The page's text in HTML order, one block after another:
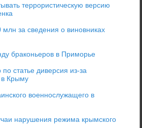
террористическую версию
за сведения о виновниках
браконьеров в Приморье
статье диверсия из-за
в Крыму
военнослужащего в
нарушения режима крымского